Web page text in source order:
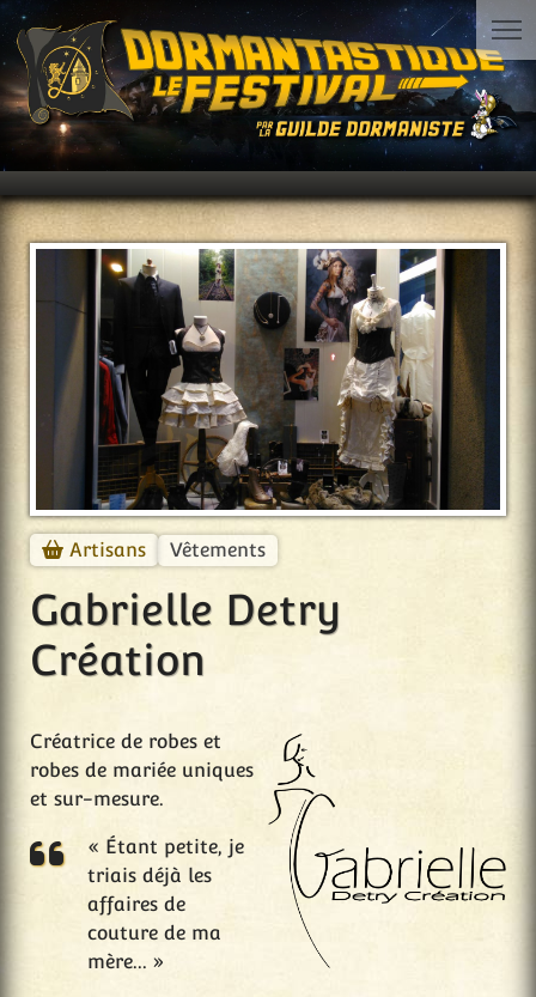
Artisans Vêtements
Gabrielle Detry
Création
Créatrice de robes et
robes de mariée uniques
et sur-mesure.
« Étant petite, je
triais déjà les
affaires de
couture de ma
mère... »